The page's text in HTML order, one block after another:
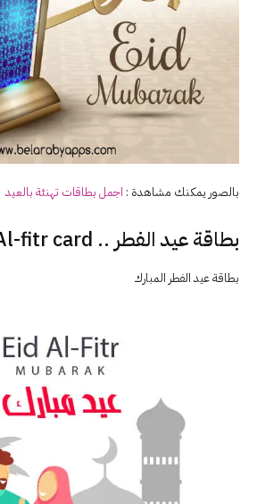
بالصور يمكنك مشاهدة : اجمل بطاقات تهنئة بالعيد
بطاقة عيد الفطر .. Eid Al-fitr card
بطاقة عيد الفطر المبارك